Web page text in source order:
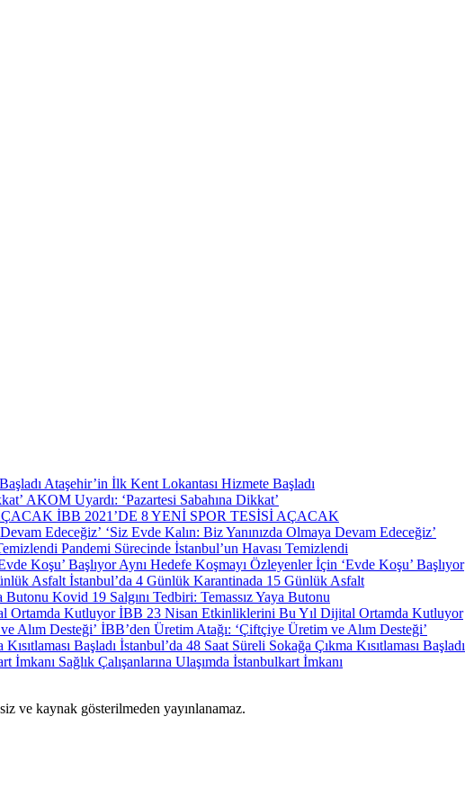
Ataşehir’in İlk Kent Lokantası Hizmete Başladı
AKOM Uyardı: ‘Pazartesi Sabahına Dikkat’
İBB 2021’DE 8 YENİ SPOR TESİSİ AÇACAK
‘Siz Evde Kalın: Biz Yanınızda Olmaya Devam Edeceğiz’
Pandemi Sürecinde İstanbul’un Havası Temizlendi
Aynı Hedefe Koşmayı Özleyenler İçin ‘Evde Koşu’ Başlıyor
İstanbul’da 4 Günlük Karantinada 15 Günlük Asfalt
Kovid 19 Salgını Tedbiri: Temassız Yaya Butonu
İBB 23 Nisan Etkinliklerini Bu Yıl Dijital Ortamda Kutluyor
İBB’den Üretim Atağı: ‘Çiftçiye Üretim ve Alım Desteği’
İstanbul’da 48 Saat Süreli Sokağa Çıkma Kısıtlaması Başladı
Sağlık Çalışanlarına Ulaşımda İstanbulkart İmkanı
ve kaynak gösterilmeden yayınlanamaz.